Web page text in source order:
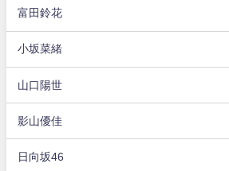
富田鈴花
小坂菜緒
山口陽世
影山優佳
日向坂46